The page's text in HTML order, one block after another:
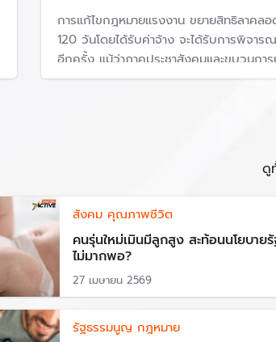
การแก้ไขกฎหมายแรงงาน ขยายสิทธิลาคลอ
120 วันโดยได้รับค่าจ้าง จะได้รับการพิจารณ
อีกครั้ง แม้ว่าภาคประชาสังคมและขบวนการ
จะเรียกร้องวันลาคลอด 180 วัน เพราะให้ค
ดู
สังคม คุณภาพชีวิต
คนรุ่นใหม่เมินมีลูกสูง สะท้อนนโยบายรั
ไม่มากพอ?
27 เมษายน 2569
รัฐธรรมนูญ กฎหมาย